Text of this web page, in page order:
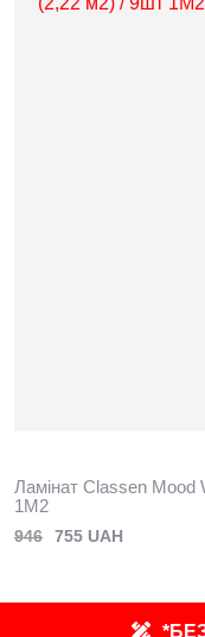
Ламінат Classen
1M2
946 755 UAH